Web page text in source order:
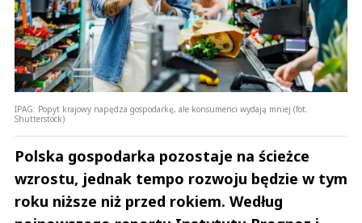
IPAG: Popyt krajowy napędza gospodarkę, ale konsumenci wydają mniej (fot.
Shutterstock)
Polska gospodarka pozostaje na ścieżce
wzrostu, jednak tempo rozwoju będzie w tym
roku niższe niż przed rokiem. Według